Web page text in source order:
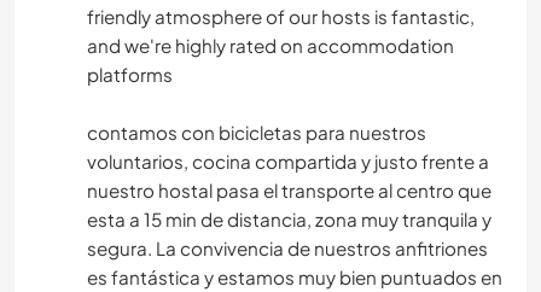
friendly atmosphere of our hosts is fantastic,
and we're highly rated on accommodation
platforms
contamos con bicicletas para nuestros
voluntarios, cocina compartida y justo frente a
nuestro hostal pasa el transporte al centro que
esta a 15 min de distancia, zona muy tranquila y
segura. La convivencia de nuestros anfitriones
es fantástica y estamos muy bien puntuados en